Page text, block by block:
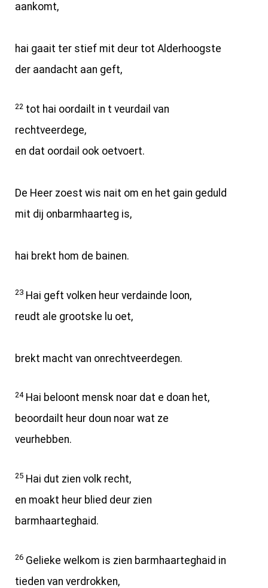
aankomt,
hai gaait ter stief mit deur tot Alderhoogste
der aandacht aan geft,
22 tot hai oordailt in t veurdail van
rechtveerdege,
en dat oordail ook oetvoert.
De Heer zoest wis nait om en het gain geduld
mit dij onbarmhaarteg is,
hai brekt hom de bainen.
23 Hai geft volken heur verdainde loon,
reudt ale grootske lu oet,
brekt macht van onrechtveerdegen.
24Hai beloont mensk noar dat e doan het,
beoordailt heur doun noar wat ze
veurhebben.
25 Hai dut zien volk recht,
en moakt heur blied deur zien
barmhaarteghaid.
26 Gelieke welkom is zien barmhaarteghaid in
tieden van verdrokken,